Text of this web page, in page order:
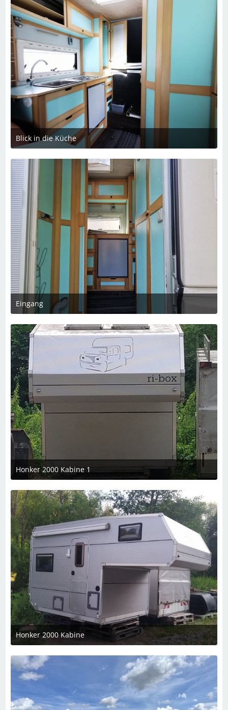
Blick in die Küche
2. Dezember 2023 um 21:03
Eingang
2. Dezember 2023 um 21:03
Honker 2000 Kabine 1
2. Dezember 2023 um 21:03
Honker 2000 Kabine
2. Dezember 2023 um 21:03